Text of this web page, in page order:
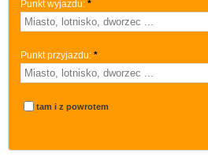
Punkt wyjazdu: *
Punkt przyjazdu: *
tam i z powrotem